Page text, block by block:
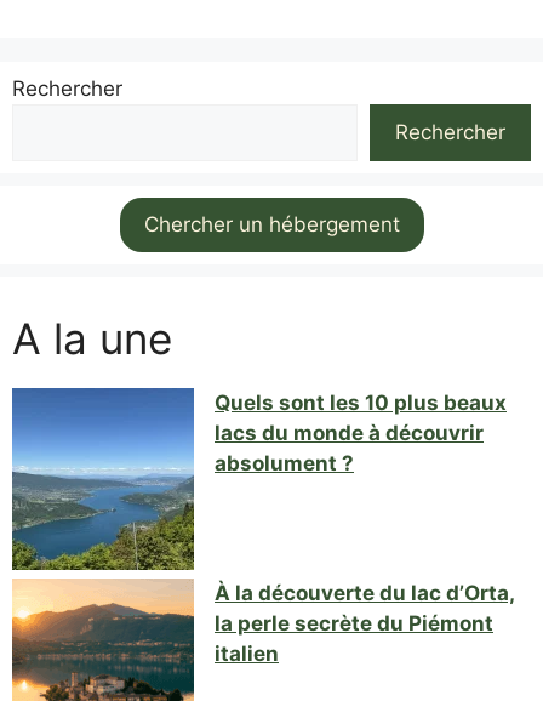
Rechercher
Rechercher
Chercher un hébergement
A la une
Quels sont les 10 plus beaux
lacs du monde à découvrir
absolument ?
À la découverte du lac d’Orta,
la perle secrète du Piémont
italien